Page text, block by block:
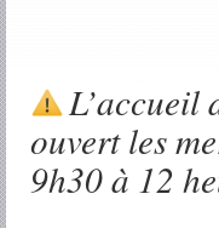
L’accueil
ouvert les
9h30 à 12